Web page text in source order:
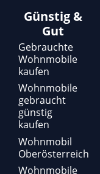
Günstig &
Gut
Gebrauchte
Wohnmobile
kaufen
Wohnmobile
gebraucht
günstig
kaufen
Wohnmobil
Oberösterreich
Wohnmobile